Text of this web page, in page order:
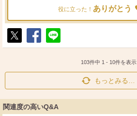
役に立った！ ありがとう
ポ
シ
送
103件中 1 - 10件を表示
もっとみる…
関連度の高いQ&A